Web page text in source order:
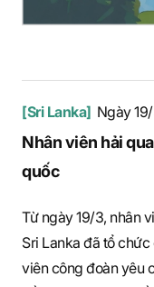
[Sri Lanka] Ngày
Nhân viên hải
quốc
Từ ngày 19/3, nhân
Sri Lanka đã tổ
viên công đoàn yêu